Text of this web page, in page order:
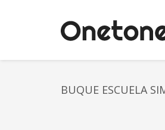
BUQUE ESCUELA